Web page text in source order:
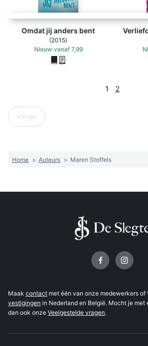
Omdat jij anders bent
(2015)
Nieuw vanaf 7,99
1 2
Vorige
Home > Auteurs > Maren Stoffels
Maak contact met één van onze medewerkers
vestigingen in Nederland en België. Mocht je
dan ook onze Veelgestelde vragen.